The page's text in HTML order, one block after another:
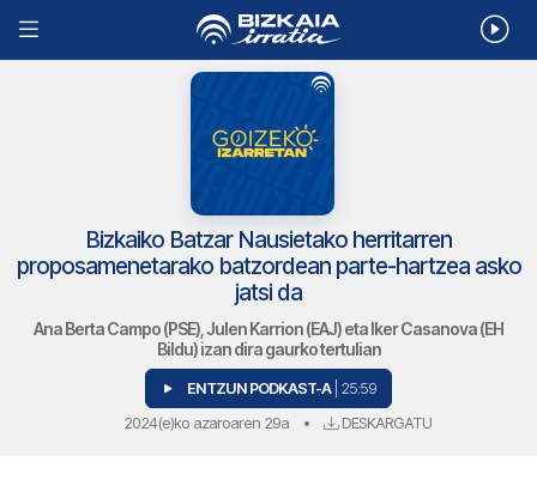
Bizkaiko Batzar Nausietako herritarren
proposamenetarako batzordean parte-hartzea asko
jatsi da
Ana Berta Campo (PSE), Julen Karrion (EAJ) eta Iker Casanova (EH
Bildu) izan dira gaurko tertulian
ENTZUN PODKAST-A | 25:59
2024(e)ko azaroaren 29a • DESKARGATU